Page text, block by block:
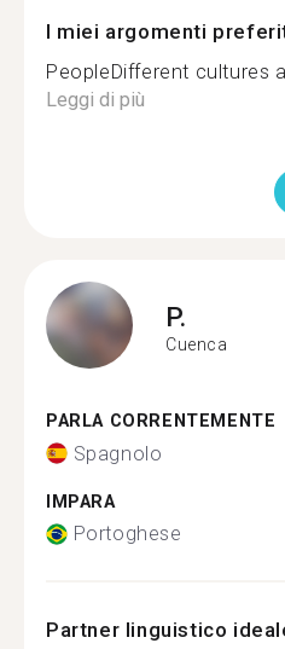
I miei argomenti
PeopleDifferent cultures
Leggi di più
P.
Cuenca
PARLA CORRENTEMENTE
Spagnolo
IMPARA
Portoghese
Partner linguistico